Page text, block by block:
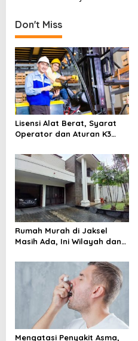
t
n
a
v
i
g
a
t
i
o
n
Don't Miss
Lisensi Alat Berat, Syarat
Operator dan Aturan K3
Rumah Murah di Jaksel
Masih Ada, Ini Wilayah dan
Mengatasi Penyakit Asma,